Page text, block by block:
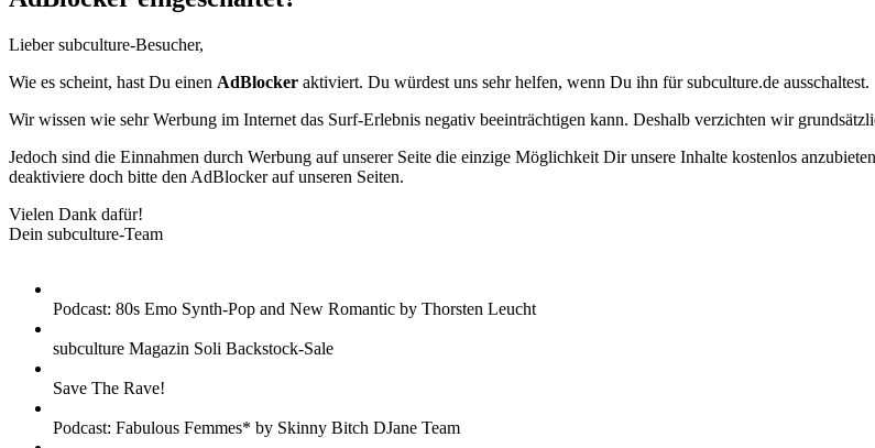
Lieber subculture-Besucher,
Wie es scheint, hast Du einen AdBlocker aktiviert. Du würdest uns sehr helfen, wenn Du ihn für subculture.de ausschaltest.
Wir wissen wie sehr Werbung im Internet das Surf-Erlebnis negativ beeinträchtigen kann. Deshalb verzichten wir
Jedoch sind die Einnahmen durch Werbung auf unserer Seite die einzige Möglichkeit Dir unsere Inhalte kostenlos
deaktiviere doch bitte den AdBlocker auf unseren Seiten.
Vielen Dank dafür!
Dein subculture-Team
Podcast: 80s Emo Synth-Pop and New Romantic by Thorsten Leucht
subculture Magazin Soli Backstock-Sale
Save The Rave!
Podcast: Fabulous Femmes* by Skinny Bitch DJane Team